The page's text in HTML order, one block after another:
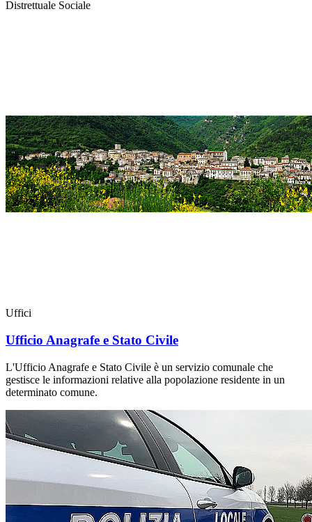
Distrettuale Sociale
Uffici
Ufficio Anagrafe e Stato Civile
L'Ufficio Anagrafe e Stato Civile è un servizio comunale che
gestisce le informazioni relative alla popolazione residente in un
determinato comune.